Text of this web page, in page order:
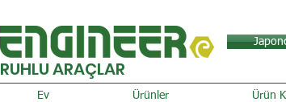
RUHLU ARAÇLAR
Ev Ürünler Ürün